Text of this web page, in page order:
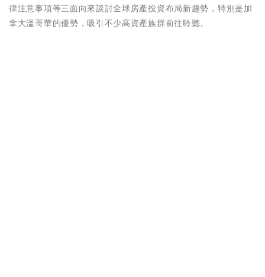
律注意事項等三面向來談討全球房產投資布局新趨勢，特別是加
拿大溫哥華的優勢，吸引不少高資產族群前往聆聽。